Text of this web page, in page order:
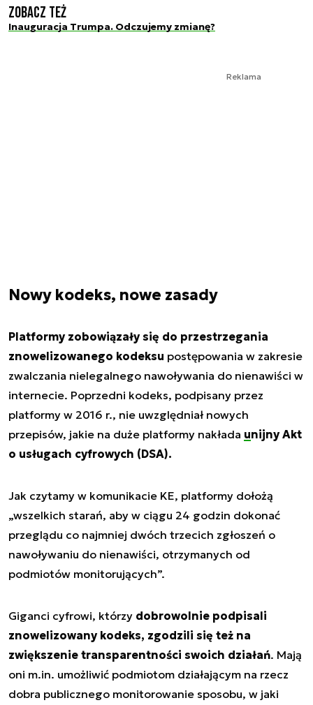
Zobacz też
Inauguracja Trumpa. Odczujemy zmianę?
Reklama
Nowy kodeks, nowe zasady
Platformy zobowiązały się do przestrzegania
znowelizowanego kodeksu postępowania w zakresie
zwalczania nielegalnego nawoływania do nienawiści w
internecie. Poprzedni kodeks, podpisany przez
platformy w 2016 r., nie uwzględniał nowych
przepisów, jakie na duże platformy nakłada unijny Akt
o usługach cyfrowych (DSA).
Jak czytamy w komunikacie KE, platformy dołożą
„wszelkich starań, aby w ciągu 24 godzin dokonać
przeglądu co najmniej dwóch trzecich zgłoszeń o
nawoływaniu do nienawiści, otrzymanych od
podmiotów monitorujących”.
Giganci cyfrowi, którzy dobrowolnie podpisali
znowelizowany kodeks, zgodzili się też na
zwiększenie transparentności swoich działań. Mają
oni m.in. umożliwić podmiotom działającym na rzecz
dobra publicznego monitorowanie sposobu, w jaki